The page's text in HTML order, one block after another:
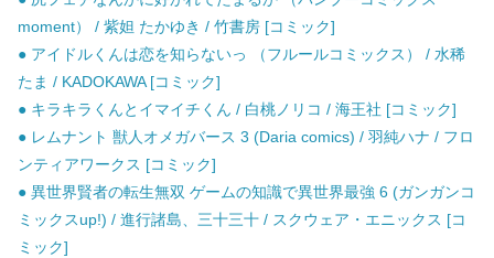
moment） / 紫妲 たかゆき / 竹書房 [コミック]
● アイドルくんは恋を知らないっ （フルールコミックス） / 水稀
たま / KADOKAWA [コミック]
● キラキラくんとイマイチくん / 白桃ノリコ / 海王社 [コミック]
● レムナント 獣人オメガバース 3 (Daria comics) / 羽純ハナ / フロ
ンティアワークス [コミック]
● 異世界賢者の転生無双 ゲームの知識で異世界最強 6 (ガンガンコ
ミックスup!) / 進行諸島、三十三十 / スクウェア・エニックス [コ
ミック]